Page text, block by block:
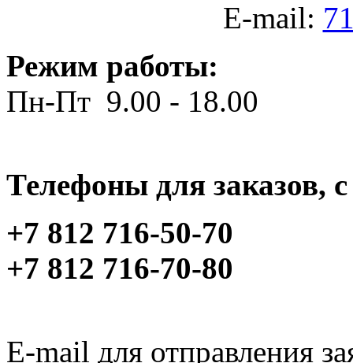
E-mail:
Режим работы:
Пн-Пт 9.00 - 18.00
Телефоны для заказов,
+7 812 716-50-70
+7 812 716-70-80
E-mail для отправления